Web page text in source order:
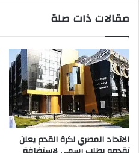
مقالات ذات صلة
الاتحاد المصري لكرة القدم يعلن